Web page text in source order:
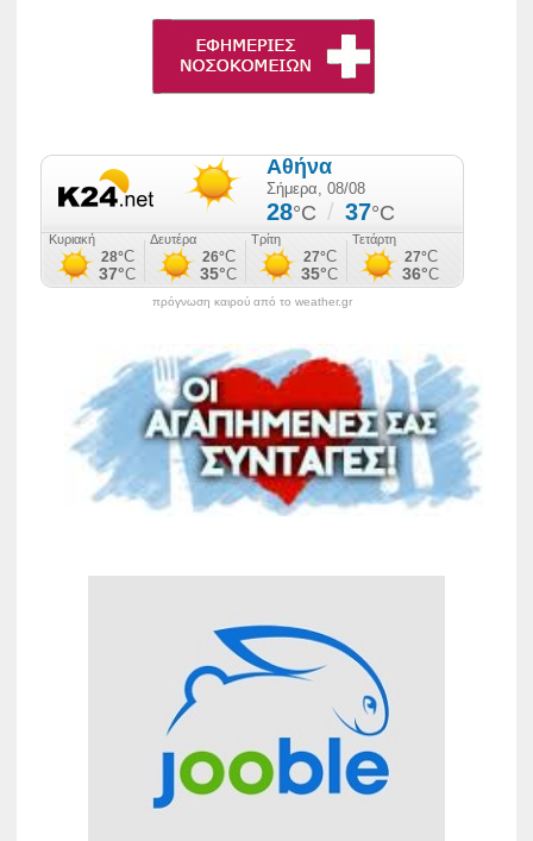
πρόγνωση καιρού από το weather.gr